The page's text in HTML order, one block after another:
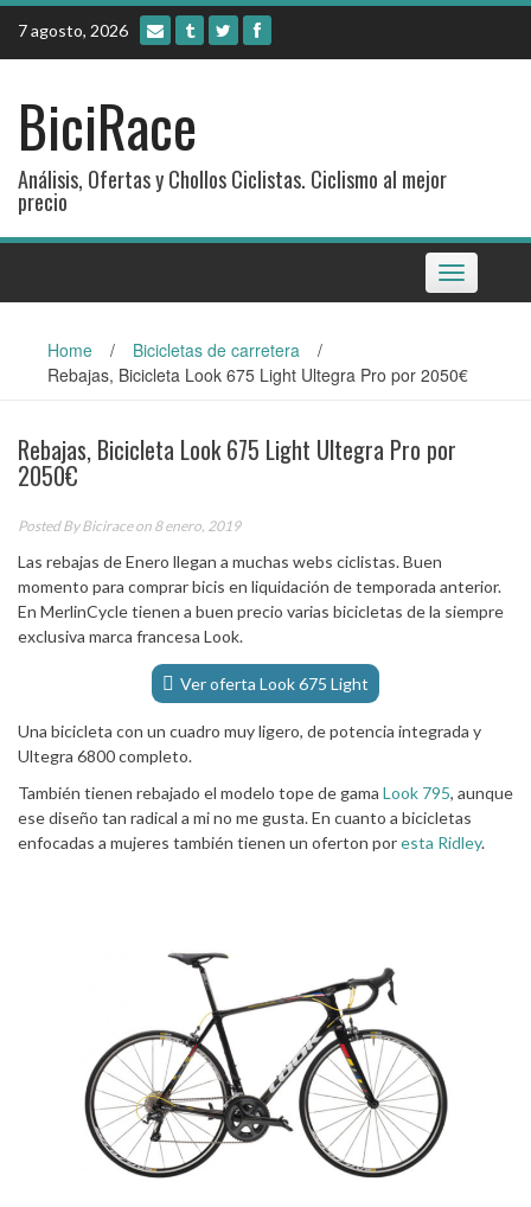
Skip
content
7 agosto, 2026
BiciRace
Análisis, Ofertas y Chollos Ciclistas. Ciclismo al mejor
precio
Toggle
navigation
Home / Bicicletas de carretera
/
Rebajas, Bicicleta Look 675 Light Ultegra Pro por 2050€
Rebajas, Bicicleta Look 675 Light Ultegra Pro por
2050€
Posted ByBiciraceon 8 enero, 2019
Las rebajas de Enero llegan a muchas webs ciclistas. Buen
momento para comprar bicis en liquidación de temporada anterior.
En MerlinCycle tienen a buen precio varias bicicletas de la siempre
exclusiva marca francesa Look.
Ver oferta Look 675 Light
Una bicicleta con un cuadro muy ligero, de potencia integrada y
Ultegra 6800 completo.
También tienen rebajado el modelo tope de gama Look 795, aunque
ese diseño tan radical a mi no me gusta. En cuanto a bicicletas
enfocadas a mujeres también tienen un oferton poresta Ridley.